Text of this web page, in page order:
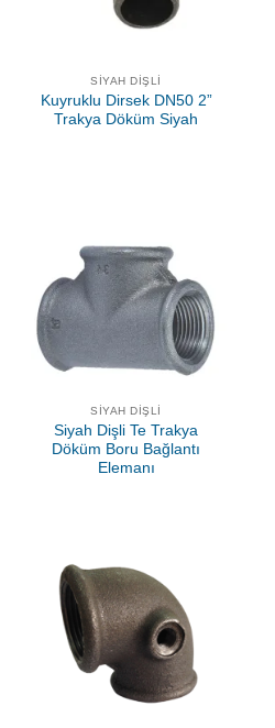
SIYAH DIŞLI
Kuyruklu Dirsek DN50 2”
Trakya Döküm Siyah
SIYAH DIŞLI
Siyah Dişli Te Trakya
Döküm Boru Bağlantı
Elemanı